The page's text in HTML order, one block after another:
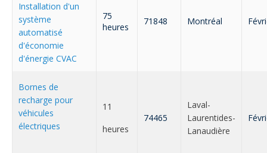
Inondations
Sinistre
Lois et règlements
Condamnations pour exercice illégal
Partenariats
Avantages et privilèges pour les membres
d'investissement CORMEL | SÉCURE
H-Q, Telus et autres partenaires
Demande de validation d’un dispensateur
Demande de reconnaissance d’une formation
Installation d'un
système
automatisé
d'économie
d'énergie CVAC
75
heures
71848 Montréal
Bornes de
recharge pour
véhicules
électriques
11
heures
74465
Laval-
Laurentides-
Lanaudière